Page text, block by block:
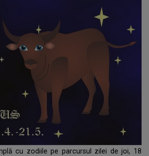
cu zodiile pe parcursul zilei de joi, 18